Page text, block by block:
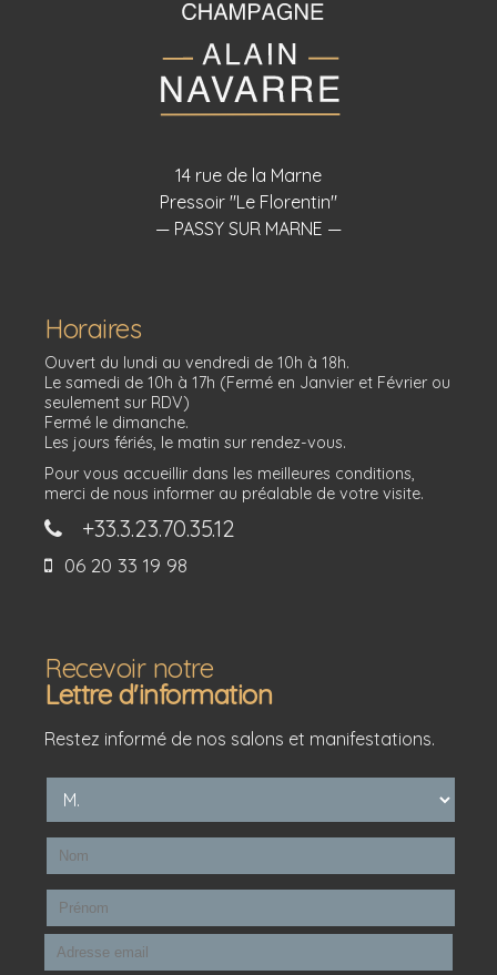
14 rue de la Marne
Pressoir "Le Florentin"
— PASSY SUR MARNE —
Horaires
Ouvert du lundi au vendredi de 10h à 18h.
Le samedi de 10h à 17h (Fermé en Janvier et Février ou
seulement sur RDV)
Fermé le dimanche.
Les jours fériés, le matin sur rendez-vous.
Pour vous accueillir dans les meilleures conditions,
merci de nous informer au préalable de votre visite.
+33.3.23.70.35.12
06 20 33 19 98
Recevoir notre
Lettre d'information
Restez informé de nos salons et manifestations.